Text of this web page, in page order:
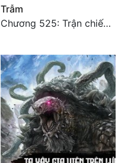
Trẫm
Chương 525: Trận chiến tấn công phòng thủ Macao (2)